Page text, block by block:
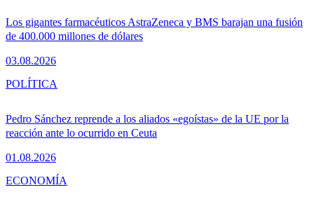
Los gigantes farmacéuticos AstraZeneca y BMS barajan una fusión
de 400.000 millones de dólares
03.08.2026
Pedro Sánchez reprende a los aliados «egoístas» de la UE por la
reacción ante lo ocurrido en Ceuta
01.08.2026
POLÍTICA
ECONOMÍA